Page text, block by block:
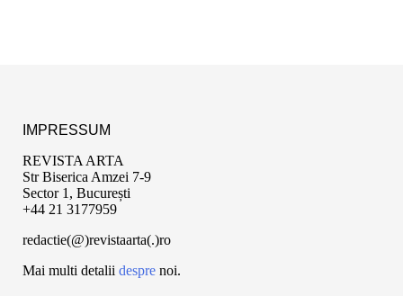
IMPRESSUM
REVISTA ARTA
Str Biserica Amzei 7-9
Sector 1, București
+44 21 3177959
redactie(@)revistaarta(.)ro
Mai multi detalii despre noi.